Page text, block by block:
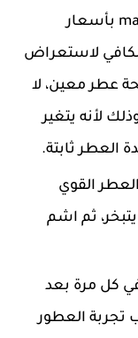
كنت تبحث عن أفضل عطر للس males بأسعار
لاستعراض
عطر معين، لا
لأنه يتغير
العطر ثابتة.
القوي
ثم اشم
كل مرة بعد
العطور